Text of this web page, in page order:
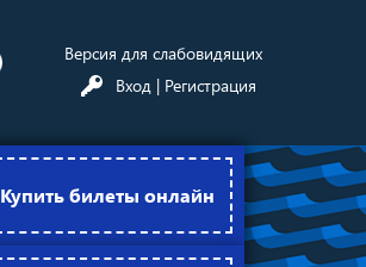
Версия для слабовидящих
Вход | Регистрация
Купить билеты онлайн